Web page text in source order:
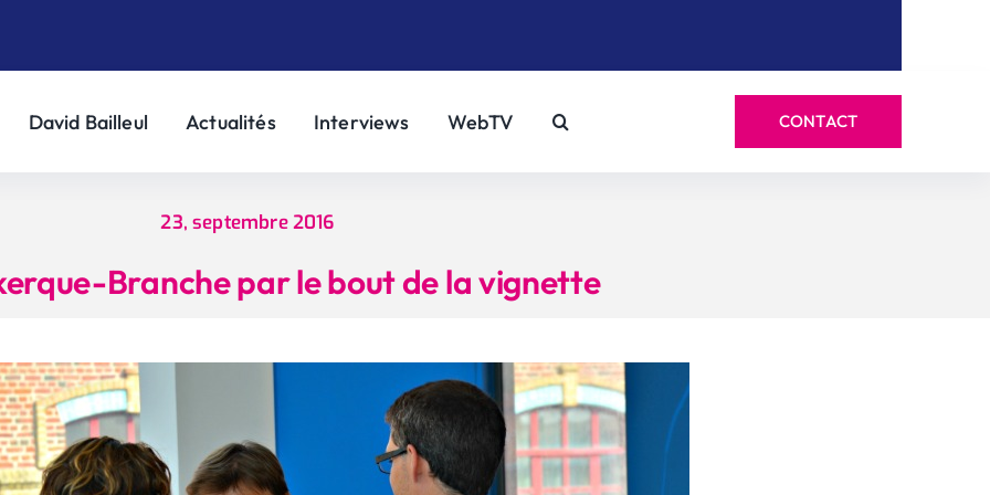
David Bailleul Actualités Interviews WebTV CONTACT
23, septembre 2016
Branche par le bout de la vignette